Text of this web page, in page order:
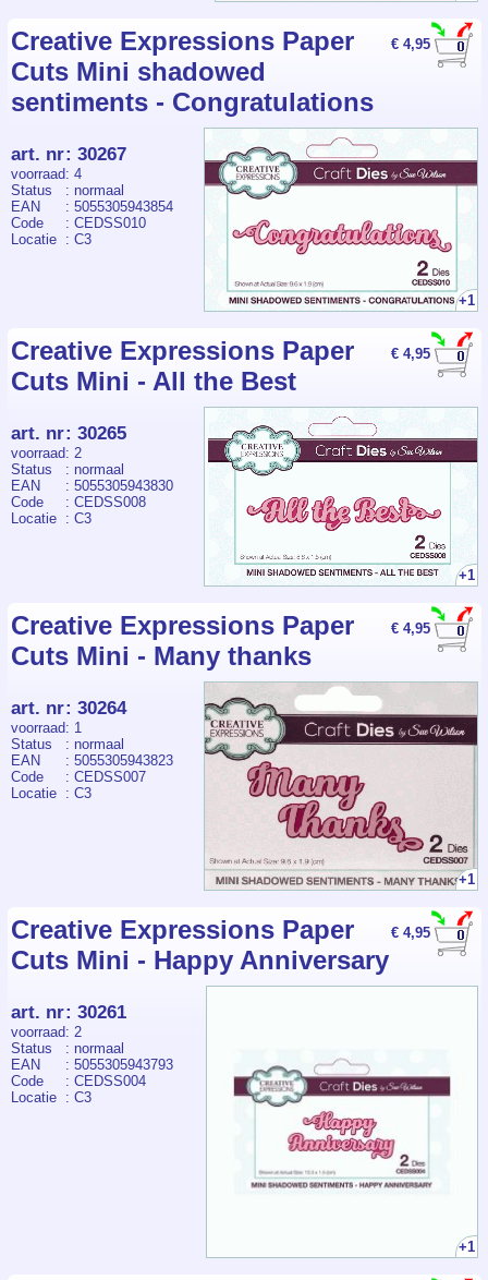
€ 4,95
Creative Expressions Paper
Cuts Mini shadowed
sentiments - Congratulations
+1
art. nr: 30267
voorraad: 4
Status
: normaal
EAN
: 5055305943854
Code
: CEDSS010
Locatie : C3
€ 4,95
Creative Expressions Paper
Cuts Mini - All the Best
+1
art. nr: 30265
voorraad: 2
Status
: normaal
EAN
: 5055305943830
Code
: CEDSS008
Locatie : C3
€ 4,95
Creative Expressions Paper
Cuts Mini - Many thanks
+1
art. nr: 30264
voorraad: 1
Status
: normaal
EAN
: 5055305943823
Code
: CEDSS007
Locatie : C3
€ 4,95
Creative Expressions Paper
Cuts Mini - Happy Anniversary
+1
art. nr: 30261
voorraad: 2
Status
: normaal
EAN
: 5055305943793
Code
: CEDSS004
Locatie : C3